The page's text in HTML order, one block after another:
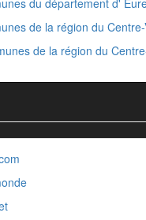
de la région du
de la région du